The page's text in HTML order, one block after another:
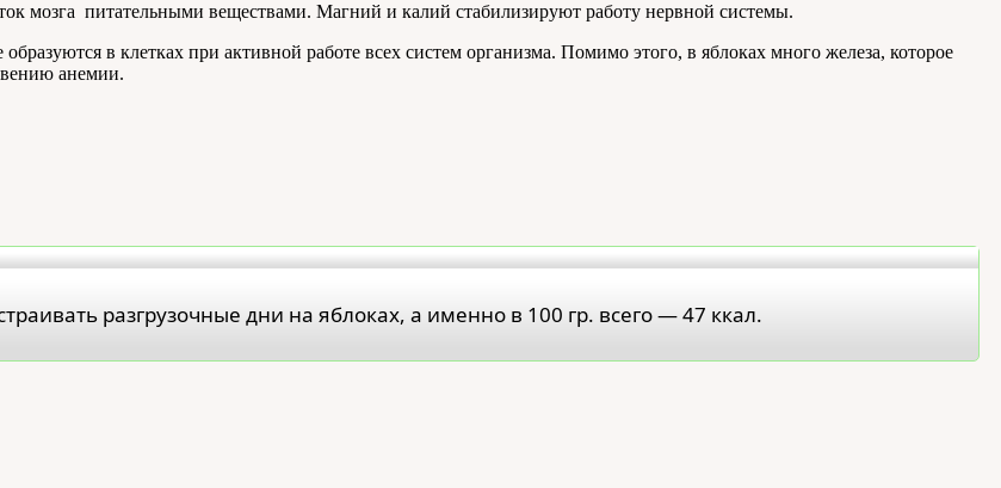
мозга питательными веществами. Магний и калий стабилизируют работу нервной системы.
в клетках при активной работе всех систем организма. Помимо этого, в яблоках много железа, которое
анемии.
разгрузочные дни на яблоках, а именно в 100 гр. всего — 47 ккал.